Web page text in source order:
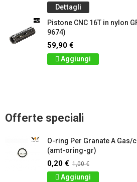
Dettagli
Pistone CNC 16T in nylon
9674)
59,90 €
Aggiungi
Offerte speciali
O-ring Per Granate A
(amt-oring-gr)
0,20 € 1,00 €
Aggiungi